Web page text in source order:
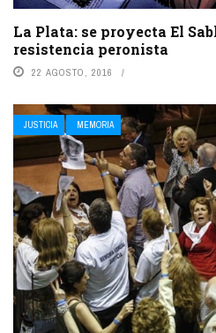
La Plata: se proyecta El
resistencia peronista
22 AGOSTO, 2016
JUSTICIA MEMORIA